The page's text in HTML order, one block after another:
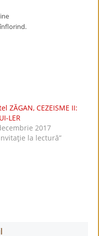
ZĂGAN, CEZEISME II:
LER
2017
la lectură”